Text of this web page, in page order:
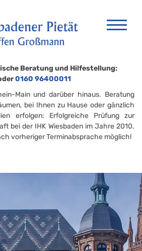
Beratung und Hilfestellung:
0160 96400011
Main und darüber hinaus. Beratung
bei Ihnen zu Hause oder gänzlich
erfolgen: Erfolgreiche Prüfung zur
bei der IHK Wiesbaden im Jahre 2010.
vorheriger Terminabsprache möglich!